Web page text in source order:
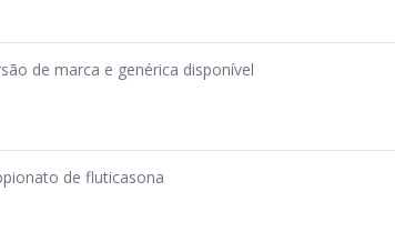
de marca e genérica disponível
de fluticasona